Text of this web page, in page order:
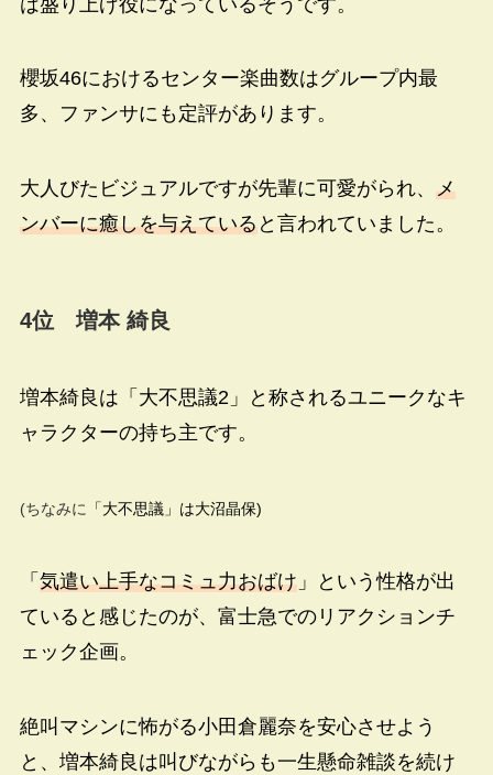
櫻坂46におけるセンター楽曲数はグループ内最
多、ファンサにも定評があります。
大人びたビジュアルですが先輩に可愛がられ、 メ
ンバーに癒しを与えていると言われていました。
4位 増本 綺良
増本綺良は「大不思議2」と称されるユニークなキ
ャラクターの持ち主です。
(ちなみに 「大不思議」は大沼晶保)
「 気遣い上手なコミュ力おばけ」という性格が出
ていると感じたのが、富士急でのリアクションチ
ェック企画。
絶叫マシンに怖がる小田倉麗奈を安心させよう
と、増本綺良は叫びながらも一生懸命雑談を続け